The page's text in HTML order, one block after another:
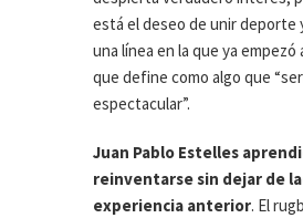
está el deseo de unir deporte
una línea en la que ya empezó
que define como algo que
espectacular”.
Juan Pablo Estelles
reinventarse sin dejar de
experiencia anterior. El